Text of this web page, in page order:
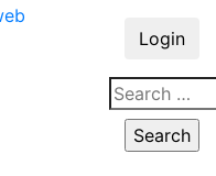
Login